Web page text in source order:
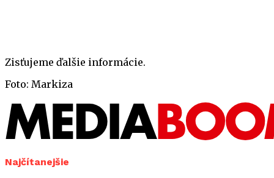
Zisťujeme ďalšie informácie.
Foto: Markiza
Najčítanejšie